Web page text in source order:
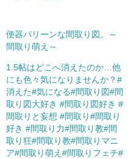
便器パリーン️な間取り図。～
間取り萌え～
1.5帖はどこへ消えたのか…他
にも色々気になりませんか？#
消えた#気になる#間取り図#間
取り図大好き #間取り図好き #
間取りと妄想 #間取り#間取り
好き #間取り力#間取り教#間
取り狂#間取り教#間取りマニ
ア#間取り萌え#間取りフェチ#